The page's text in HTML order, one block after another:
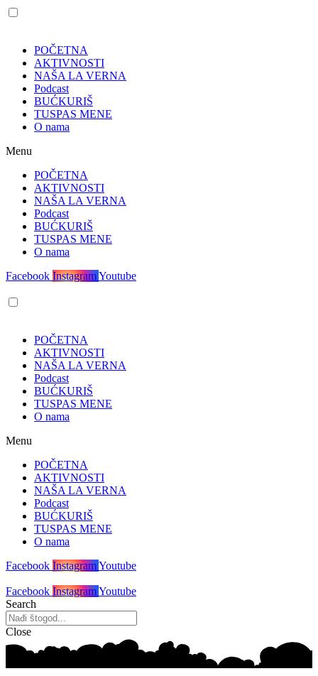
POČETNA
AKTIVNOSTI
NAŠA LA VERNA
Podcast
BUĆKURIŠ
TUSPAS MENE
O nama
Menu
POČETNA
AKTIVNOSTI
NAŠA LA VERNA
Podcast
BUĆKURIŠ
TUSPAS MENE
O nama
Facebook InstagramYoutube
POČETNA
AKTIVNOSTI
NAŠA LA VERNA
Podcast
BUĆKURIŠ
TUSPAS MENE
O nama
Menu
POČETNA
AKTIVNOSTI
NAŠA LA VERNA
Podcast
BUĆKURIŠ
TUSPAS MENE
O nama
Facebook InstagramYoutube
Facebook InstagramYoutube
Search
Close